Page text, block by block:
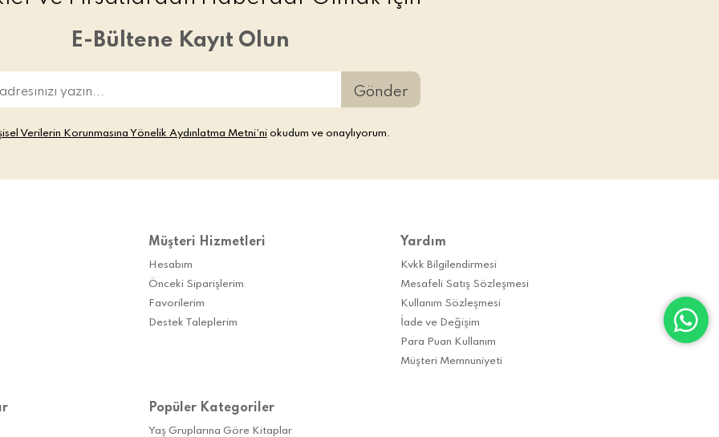
E-Bültene Kayıt Olun
Gönder
Verilerin Korunmasına Yönelik Aydınlatma Metni’ni okudum ve onaylıyorum.
Müşteri Hizmetleri
Hesabım
Önceki Siparişlerim
Favorilerim
Destek Taleplerim
Yardım
Kvkk Bilgilendirmesi
Mesafeli Satış Sözleşmesi
Kullanım Sözleşmesi
İade ve Değişim
Para Puan Kullanım
Müşteri Memnuniyeti
Popüler Kategoriler
Yaş Gruplarına Göre Kitaplar